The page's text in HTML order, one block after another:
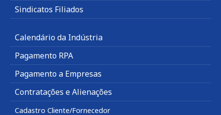
Sindicatos Filiados
Calendário da Indústria
Pagamento RPA
Pagamento a Empresas
Contratações e Alienações
Cadastro Cliente/Fornecedor